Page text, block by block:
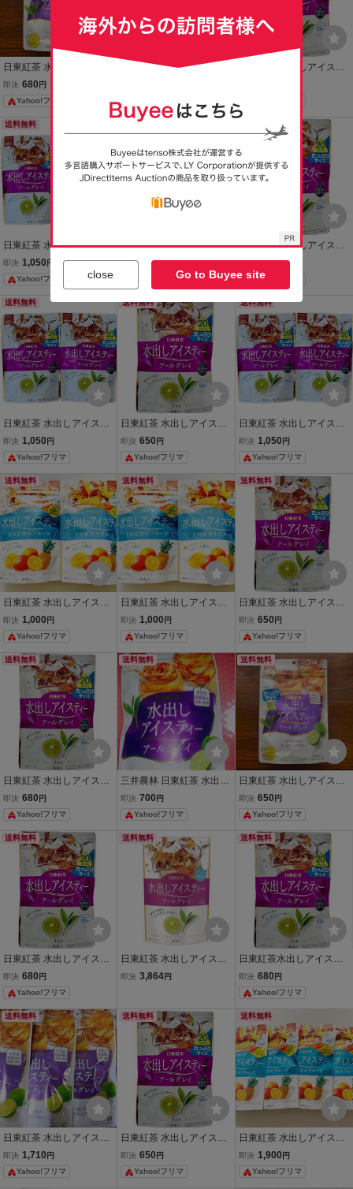
日東紅茶 水出しアイステ
ィー アールグレイ 20袋入
ティーバッグ
即決 680 円
Yahoo!フリマ
日東紅茶 水出しアイステ
日東紅茶 水出しアイステ
送料無料
日東紅茶 水出しアイステ
ィー アールグレイ 20袋入
2個セット
即決 1,050 円
Yahoo!フリマ
送料無料
日東紅茶 水出しアイステ
ィー アールグレイ 20袋入
たっぷりサイズ
即決 650円
Yahoo!フリマ
日東紅茶 水出しアイステ
ィー アールグレイ 20袋入
たっぷりサイズ
即決 650円
Yahoo!フリマ
送料無料
日東紅茶 水出しアイステ
ィー アールグレイ 20袋入
2個セット
即決 1,050 円
Yahoo!フリマ
送料無料
日東紅茶 水出しアイステ
ィー アールグレイ 20袋入
たっぷりサイズ
即決 650 円
Yahoo!フリマ
送料無料
日東紅茶 水出しアイステ
ィー アールグレイ 20袋入
2個セット
即決 1,050 円
Yahoo!フリマ
送料無料
日東紅茶 水出しアイステ
ィー トロピカルフルーツ
12袋入 2個セット
即決 1,000 円
Yahoo!フリマ
送料無料
日東紅茶 水出しアイステ
ィー トロピカルフルーツ
12袋入 2個セット
即決 1,000 円
Yahoo!フリマ
送料無料
日東紅茶 水出しアイステ
ィー アールグレイ 20袋入
たっぷりサイズ
即決 650 円
Yahoo!フリマ
送料無料
日東紅茶 水出しアイステ
ィー アールグレイ 20袋入
たっぷりサイズ
即決 680 円
Yahoo!フリマ
送料無料
三井農林 日東紅茶 水出し
アイスティー アールグレ
イ 10袋入☆新品未開封 テ
ィーバッグ
即決 700 円
Yahoo!フリマ
送料無料
日東紅茶 水出しアイステ
ィー アールグレイ 20袋入
たっぷりサイズ
即決 650 円
Yahoo!フリマ
送料無料
日東紅茶 水出しアイステ
ィー アールグレイ 20袋入
たっぷりサイズ
即決 680 円
Yahoo!フリマ
送料無料
日東紅茶 水出しアイステ
ィー アールグレイ TB 12
即決 3,864円
送料無料
日東紅茶水出しアイステ
ィーアールグレイ 20袋入
たっぷりサイズ
即決 680 円
Yahoo!フリマ
送料無料
日東紅茶 水出しアイステ
ィー アールグレイ 10袋入
4個セット まとめ売り
即決 1,710 円
Yahoo!フリマ
送料無料
日東紅茶 水出しアイステ
ィー アールグレイ 20袋入
たっぷりサイズ
即決 650 円
Yahoo!フリマ
送料無料
日東紅茶 水出しアイステ
ィー トロピカルフルーツ
12袋入 4個セット
即決 1,900 円
Yahoo!フリマ
close Go to Buyee site